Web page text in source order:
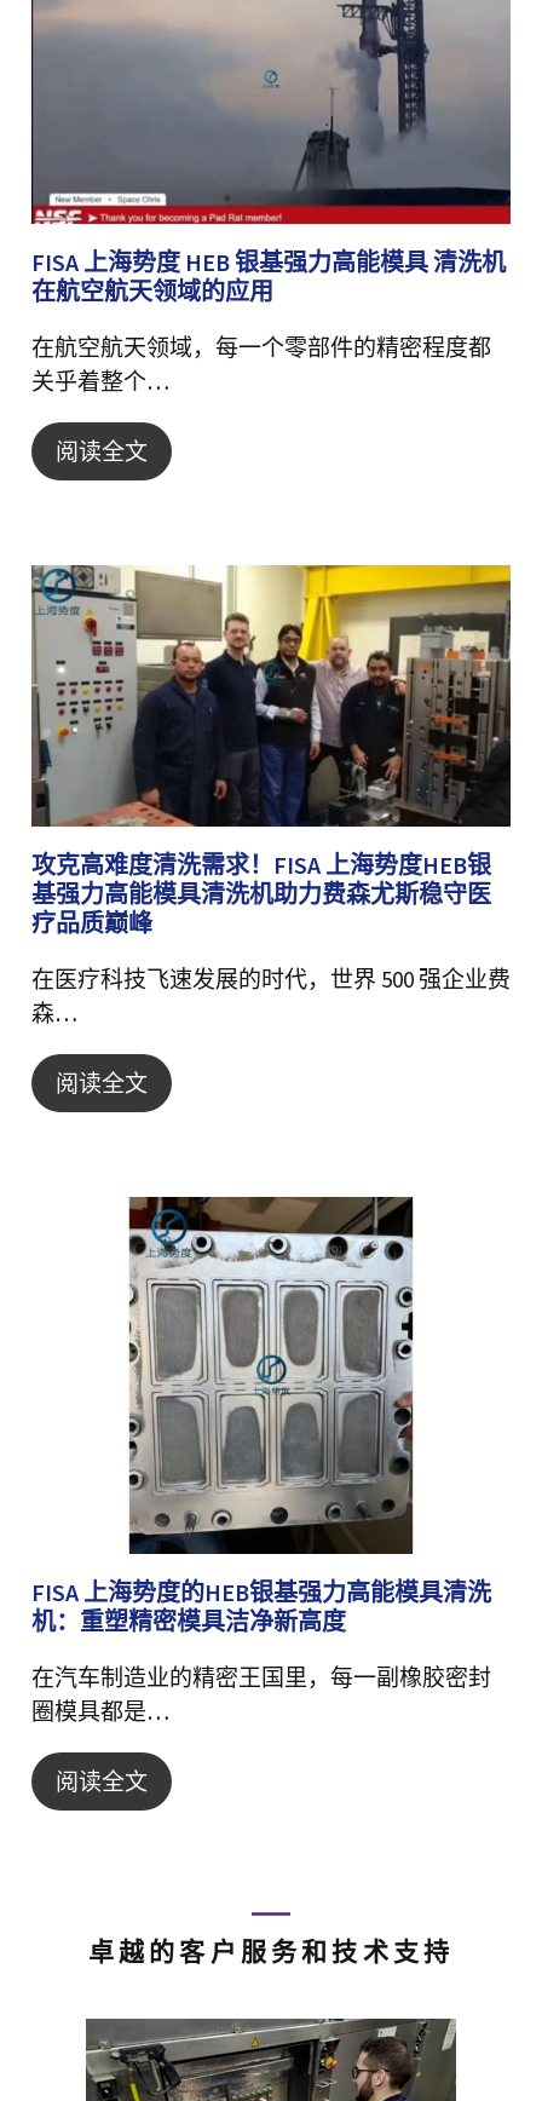
FISA 上海势度 HEB 银基强力高能模具 清洗机
在航空航天领域的应用
在航空航天领域，每一个零部件的精密程度都
关乎着整个…
阅读全文
攻克高难度清洗需求！FISA 上海势度HEB银
基强力高能模具清洗机助力费森尤斯稳守医
疗品质巅峰
在医疗科技飞速发展的时代，世界 500 强企业费
森…
阅读全文
FISA 上海势度的HEB银基强力高能模具清洗
机：重塑精密模具洁净新高度​
在汽车制造业的精密王国里，每一副橡胶密封
圈模具都是…
阅读全文
卓越的客户服务和技术支持